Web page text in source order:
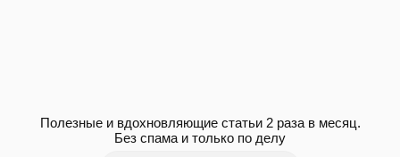
Полезные и вдохновляющие статьи 2 раза в месяц.
Без спама и только по делу